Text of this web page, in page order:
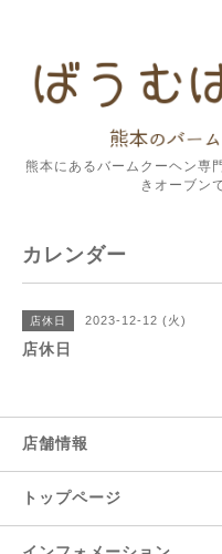
熊本にあるバームクーヘン専
きオーブン
カレンダー
店休日 2023-12-12 (火)
店休日
店舗情報
トップページ